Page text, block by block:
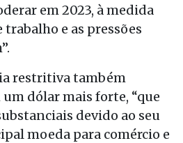
em 2023, à medida
trabalho e as pressões
restritiva também
dólar mais forte, “que
devido ao seu
moeda para comércio e